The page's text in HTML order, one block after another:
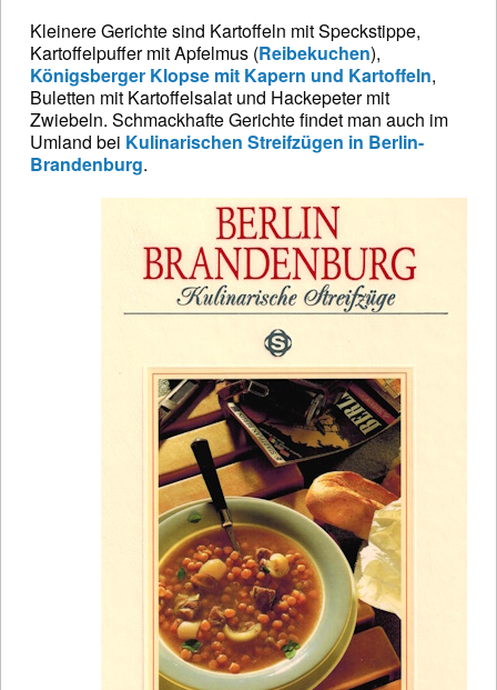
Kleinere Gerichte sind Kartoffeln mit Speckstippe,
Kartoffelpuffer mit Apfelmus (Reibekuchen),
Königsberger Klopse mit Kapern und Kartoffeln,
Buletten mit Kartoffelsalat und Hackepeter mit
Zwiebeln. Schmackhafte Gerichte findet man auch im
Umland bei Kulinarischen Streifzügen in Berlin-
Brandenburg.